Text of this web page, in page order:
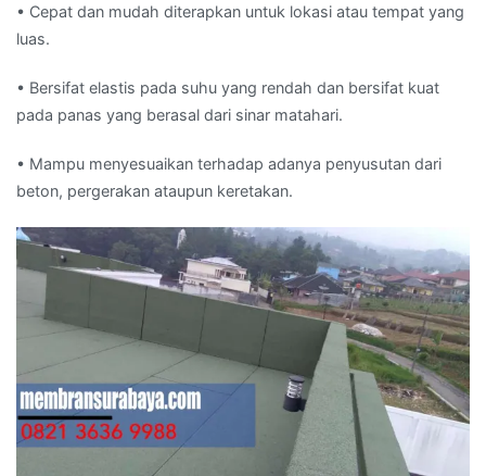
• Cepat dan mudah diterapkan untuk lokasi atau tempat yang
luas.
• Bersifat elastis pada suhu yang rendah dan bersifat kuat
pada panas yang berasal dari sinar matahari.
• Mampu menyesuaikan terhadap adanya penyusutan dari
beton, pergerakan ataupun keretakan.